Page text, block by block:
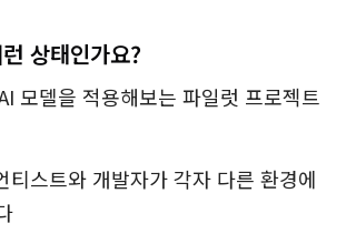
상태인가요?
모델을 적용해보는 파일럿 프로젝트
티스트와 개발자가 각자 다른 환경에